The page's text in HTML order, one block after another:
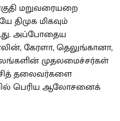
மறுவரையறை
திமுக மிகவும்
அப்போதைய
கேரளா, தெலுங்கானா,
முதலமைச்சர்கள்
தலைவர்களை
பெரிய ஆலோசனைக்